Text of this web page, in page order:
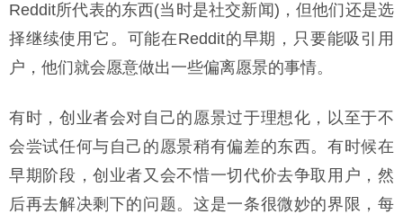
Reddit所代表的东西(当时是社交新闻)，但他们还是选
择继续使用它。可能在Reddit的早期，只要能吸引用
户，他们就会愿意做出一些偏离愿景的事情。
有时，创业者会对自己的愿景过于理想化，以至于不
会尝试任何与自己的愿景稍有偏差的东西。有时候在
早期阶段，创业者又会不惜一切代价去争取用户，然
后再去解决剩下的问题。这是一条很微妙的界限，每